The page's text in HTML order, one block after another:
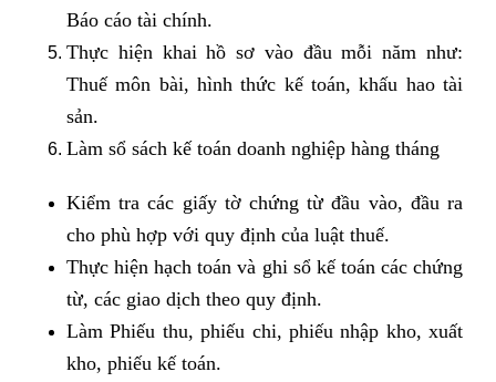
Báo cáo tài chính.
Thực hiện khai hồ sơ vào đầu mỗi năm như:
Thuế môn bài, hình thức kế toán, khấu hao tài
sản.
Làm sổ sách kế toán doanh nghiệp hàng tháng
Kiểm tra các giấy tờ chứng từ đầu vào, đầu ra
cho phù hợp với quy định của luật thuế.
Thực hiện hạch toán và ghi sổ kế toán các chứng
từ, các giao dịch theo quy định.
Làm Phiếu thu, phiếu chi, phiếu nhập kho, xuất
kho, phiếu kế toán.